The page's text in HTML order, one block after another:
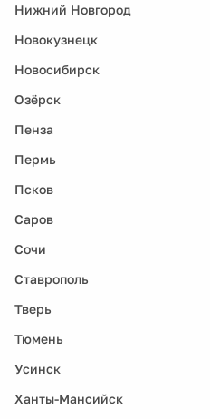
Нижний Новгород
Новокузнецк
Новосибирск
Озёрск
Пенза
Пермь
Псков
Саров
Сочи
Ставрополь
Тверь
Тюмень
Усинск
Ханты-Мансийск